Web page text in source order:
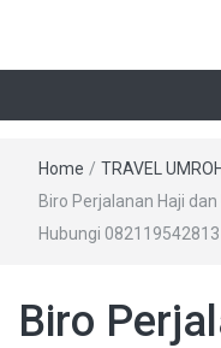
Home / TRAVEL
Biro Perjalanan Haji
Hubungi 082119542813
Biro